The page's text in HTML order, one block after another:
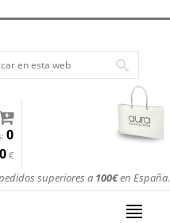
0
€
superiores a 100€en España.